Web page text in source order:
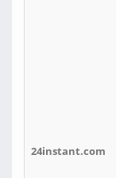
24instant.com